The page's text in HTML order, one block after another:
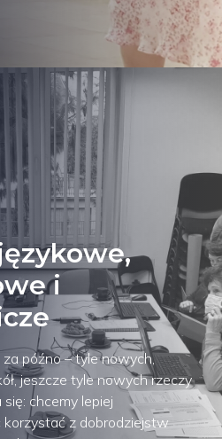
i
późno – tyle nowych,
jeszcze tyle nowych rzeczy
chcemy lepiej
korzystać z dobrodziejstw